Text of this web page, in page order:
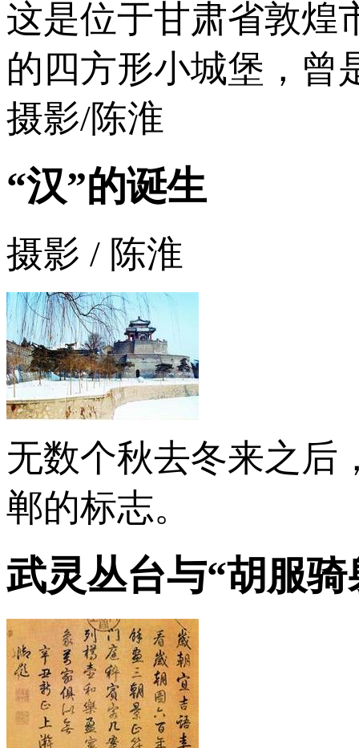
这是位于甘肃省敦煌
的四方形小城堡，曾
摄影/陈淮
“汉”的诞生
摄影 / 陈淮
无数个秋去冬来之后
郸的标志。
武灵丛台与“胡服骑